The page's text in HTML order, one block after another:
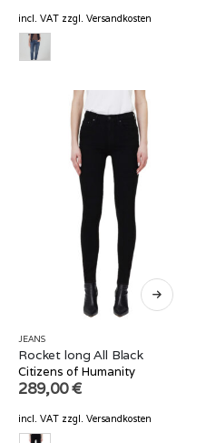
incl. VAT zzgl. Versandkosten
JEANS
Rocket long All Black
Citizens of Humanity
289,00€
incl. VAT zzgl. Versandkosten